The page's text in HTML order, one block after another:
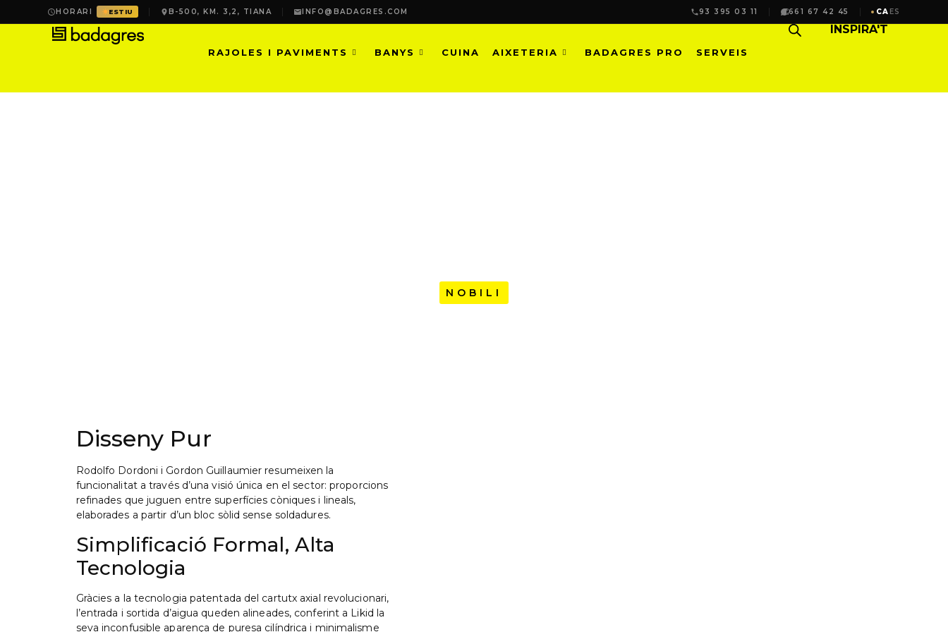
HORARI ESTIU B-500, KM. 3,2, TIANA INFO@BADAGRES.COM 93 395 03 11 661 67 42 45 CA ES
RAJOLES I PAVIMENTS BANYS CUINA AIXETERIA BADAGRES PRO SERVEIS
INSPIRA'T
NOBILI
Disseny Pur
Rodolfo Dordoni i Gordon Guillaumier resumeixen la
funcionalitat a través d’una visió única en el sector: proporcions
refinades que juguen entre superfícies còniques i lineals,
elaborades a partir d’un bloc sòlid sense soldadures.
Simplificació Formal, Alta
Tecnologia
Gràcies a la tecnologia patentada del cartutx axial revolucionari,
l’entrada i sortida d’aigua queden alineades, conferint a Likid la
seva inconfusible aparença de puresa cilíndrica i minimalisme